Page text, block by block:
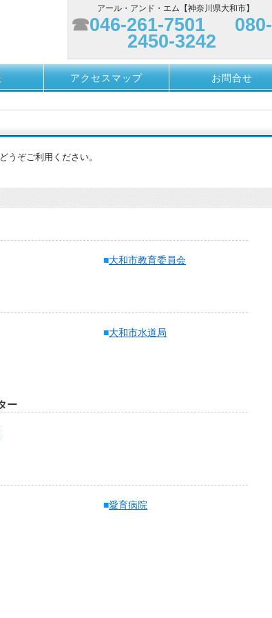
アール・アンド・エム 【神奈川県大和市】
☎046-261-7501 080-
2450-3242
アクセスマップ お問合せ
うぞご利用ください。
■大和市教育委員会
■大和市水道局
ー
■愛育病院